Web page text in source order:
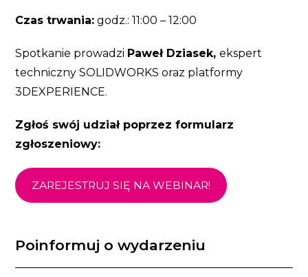
Czas trwania: godz.: 11:00 – 12:00
Spotkanie prowadzi Paweł Dziasek,ekspert
techniczny SOLIDWORKS oraz platformy
3DEXPERIENCE.
Zgłoś swój udział poprzez formularz
zgłoszeniowy:
ZAREJESTRUJ SIĘ NA WEBINAR!
Poinformuj o wydarzeniu